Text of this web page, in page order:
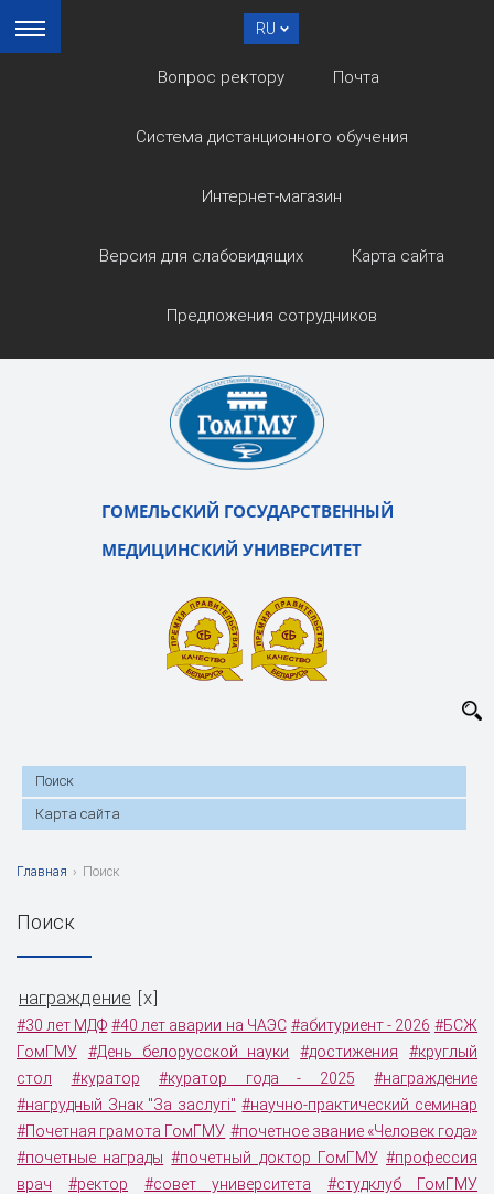
RU
Вопрос ректору Почта
Система дистанционного обучения
Интернет-магазин
Версия для слабовидящих Карта сайта
Предложения сотрудников
ГОМЕЛЬСКИЙ ГОСУДАРСТВЕННЫЙ
МЕДИЦИНСКИЙ УНИВЕРСИТЕТ
Поиск
Карта сайта
Главная › Поиск
Поиск
награждение x
#30 лет МДФ #40 лет аварии на ЧАЭС #абитуриент - 2026 #БСЖ
ГомГМУ
#День белорусской науки #достижения
#круглый
стол
#куратор #куратор года - 2025
#награждение
#нагрудный Знак "За заслугi" #научно-практический семинар
#Почетная грамота ГомГМУ #почетное звание «Человек года»
#почетные награды #почетный доктор ГомГМУ #профессия
врач
#ректор #совет университета
#студклуб ГомГМУ